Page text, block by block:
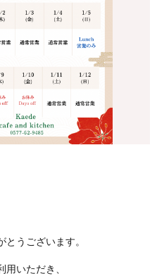
うございます。
いただき、